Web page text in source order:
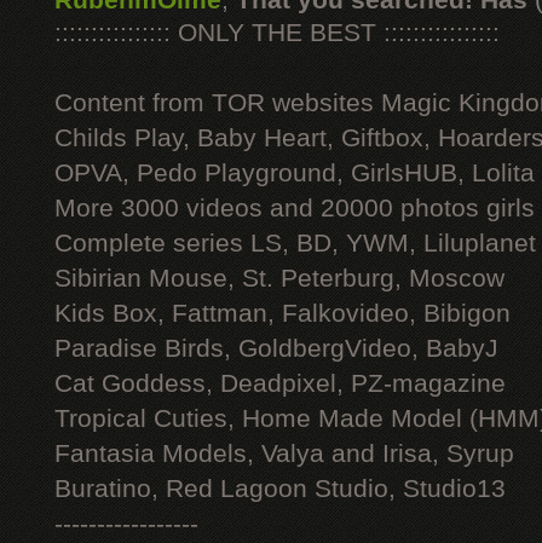
:::::::::::::::: ONLY THE BEST ::::::::::::::::
Content from TOR websites Magic
Childs Play, Baby Heart, Giftbox,
OPVA, Pedo Playground, GirlsHUB, Lolita
More 3000 videos and 20000 photos
Complete series LS, BD, YWM, Liluplanet
Sibirian Mouse, St. Peterburg, Moscow
Kids Box, Fattman, Falkovideo, Bibigon
Paradise Birds, GoldbergVideo, BabyJ
Cat Goddess, Deadpixel, PZ-magazine
Tropical Cuties, Home Made Model
Fantasia Models, Valya and Irisa, Syrup
Buratino, Red Lagoon Studio, Studio13
-----------------